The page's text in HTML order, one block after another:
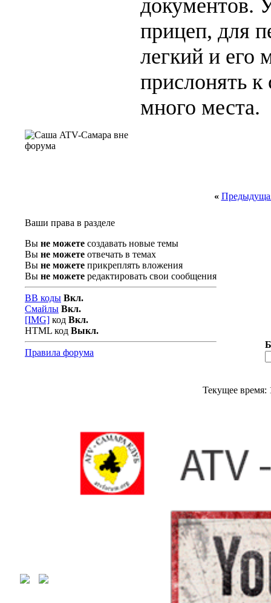
документов.
прицеп, для
легкий и его
прислонять к
много места.
«
Ваши права в разделе
Вы не можете создавать новые темы
Вы не можете отвечать в темах
Вы не можете прикреплять вложения
Вы не можете редактировать свои сообщения
BB коды Вкл.
Смайлы Вкл.
[IMG] код Вкл.
HTML код Выкл.
Правила форума
Текущее время: